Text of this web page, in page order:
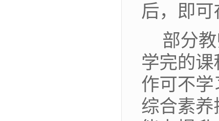
后，即
部分
学完的
作可不
综合素